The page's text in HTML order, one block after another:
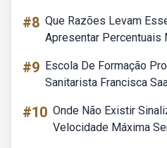
#8 Que Razões Levam
Apresentar Percentuais
#9 Escola De Formação
Sanitarista Francisca
#10 Onde Não Existir
Velocidade Máxima